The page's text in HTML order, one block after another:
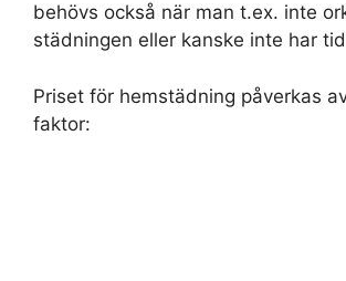
behövs också när man t.ex. inte
städningen eller kanske inte har
Priset för hemstädning påverkas
faktor: